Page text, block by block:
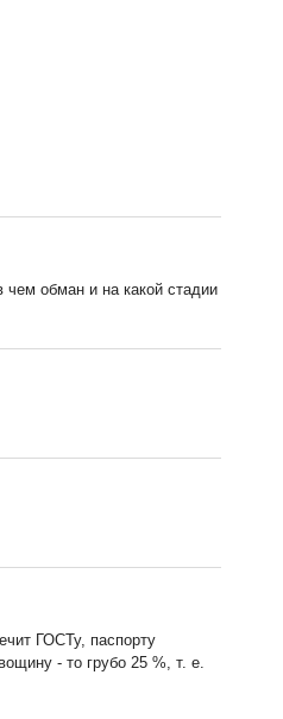
чем обман и на какой стадии
ГОСТу, паспорту
- то грубо 25 %, т. е.